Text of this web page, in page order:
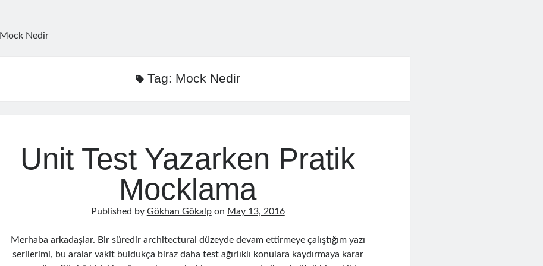
Mock Nedir
Tag: Mock Nedir
Unit Test Yazarken Pratik
Mocklama
Published by Gökhan Gökalpon May 13, 2016
Merhaba arkadaşlar. Bir süredir architectural düzeyde devam ettirmeye çalıştığım yazı
serilerimi, bu aralar vakit buldukça biraz daha test ağırlıklı konulara kaydırmaya karar